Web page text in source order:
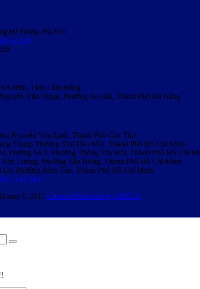
Hà Đông, Hà Nội
43 228
Võ Hữu, Tỉnh Lâm Đồng
Văn Thoại, Phường An Hải, Thành Phố Đà Nẵng
Nguyễn Văn Linh, Thành Phố Cần Thơ
Trung, Phường Thủ Dầu Một, Thành Phố Hồ Chí Minh
Đường Số 9, Phường Thông Tây Hội, Thành Phố Hồ Chí
Văn Lương, Phường Tân Hưng, Thành Phố Hồ Chí Minh
Lò, Phường Bình Tân, Thành Phố Hồ Chí Minh
144 568
© 2017 Content Protection by DMCA